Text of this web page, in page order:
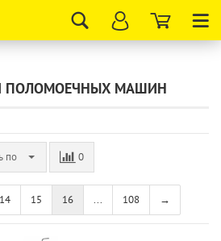
ПОЛОМОЕЧНЫХ МАШИН
по 0
14 15 16 ... 108 →